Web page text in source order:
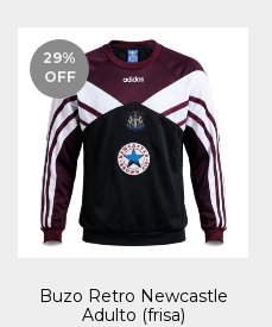
29%
OFF
Buzo Retro Newcastle
Adulto (frisa)